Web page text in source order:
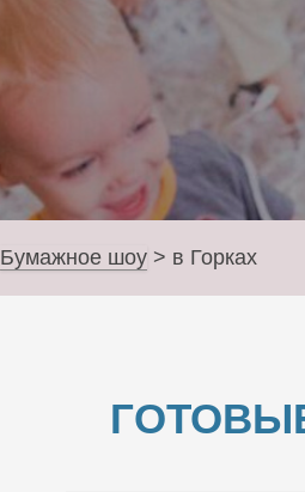
Бумажное шоу > в Горках